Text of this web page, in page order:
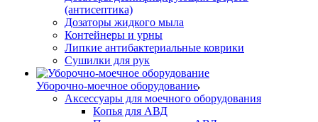
(антисептика)
Дозаторы жидкого мыла
Контейнеры и урны
Липкие антибактериальные коврики
Сушилки для рук
Уборочно-моечное оборудование
Аксессуары для моечного оборудования
Копья для АВД